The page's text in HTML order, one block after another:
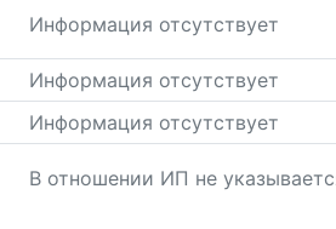
Информация отсутствует
Информация отсутствует
Информация отсутствует
В отношении ИП не